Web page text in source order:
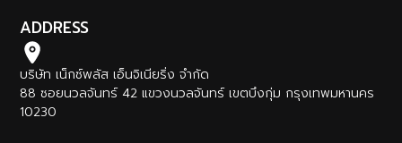
ADDRESS
บริษัท เน็กซ์พลัส เอ็นจิเนียริ่ง จำกัด
88 ซอยนวลจันทร์ 42 แขวงนวลจันทร์ เขตบึงกุ่ม กรุงเทพมหานคร
10230